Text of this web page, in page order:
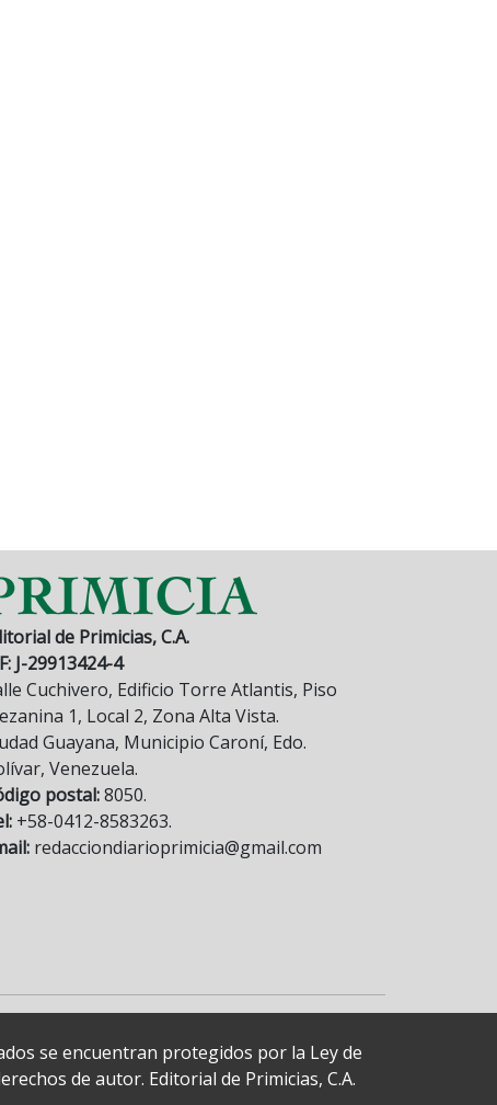
de Primicias, C.A.
J-29913424-4
Cuchivero, Edificio Torre Atlantis, Piso
1, Local 2, Zona Alta Vista.
Guayana, Municipio Caroní, Edo.
Venezuela.
postal:8050.
+58-0412-8583263.
redacciondiarioprimicia@gmail.com
se encuentran protegidos por la Ley de
de autor. Editorial de Primicias, C.A.